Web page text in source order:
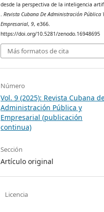
desde la perspectiva de la inteligencia
.Revista Cubana De Administración Pública
Empresarial,9, e366.
https://doi.org/10.5281/zenodo.16948695
Más formatos de cita
Número
Vol. 9 (2025): Revista Cubana
Administración Pública y
Empresarial (publicación
continua)
Sección
Artículo original
Licencia